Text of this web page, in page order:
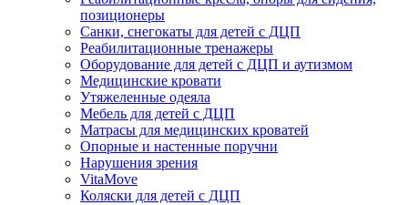
позиционеры
Санки, снегокаты для детей с ДЦП
Реабилитационные тренажеры
Оборудование для детей с ДЦП и аутизмом
Медицинские кровати
Утяжеленные одеяла
Мебель для детей с ДЦП
Матрасы для медицинских кроватей
Опорные и настенные поручни
Нарушения зрения
VitaMove
Коляски для детей с ДЦП